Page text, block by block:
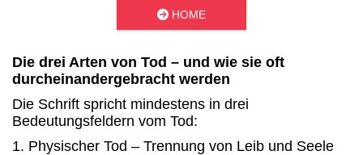
 HOME
Die drei Arten von Tod – und wie sie oft
durcheinandergebracht werden
Die Schrift spricht mindestens in drei
Bedeutungsfeldern vom Tod:
1. Physischer Tod – Trennung von Leib und Seele